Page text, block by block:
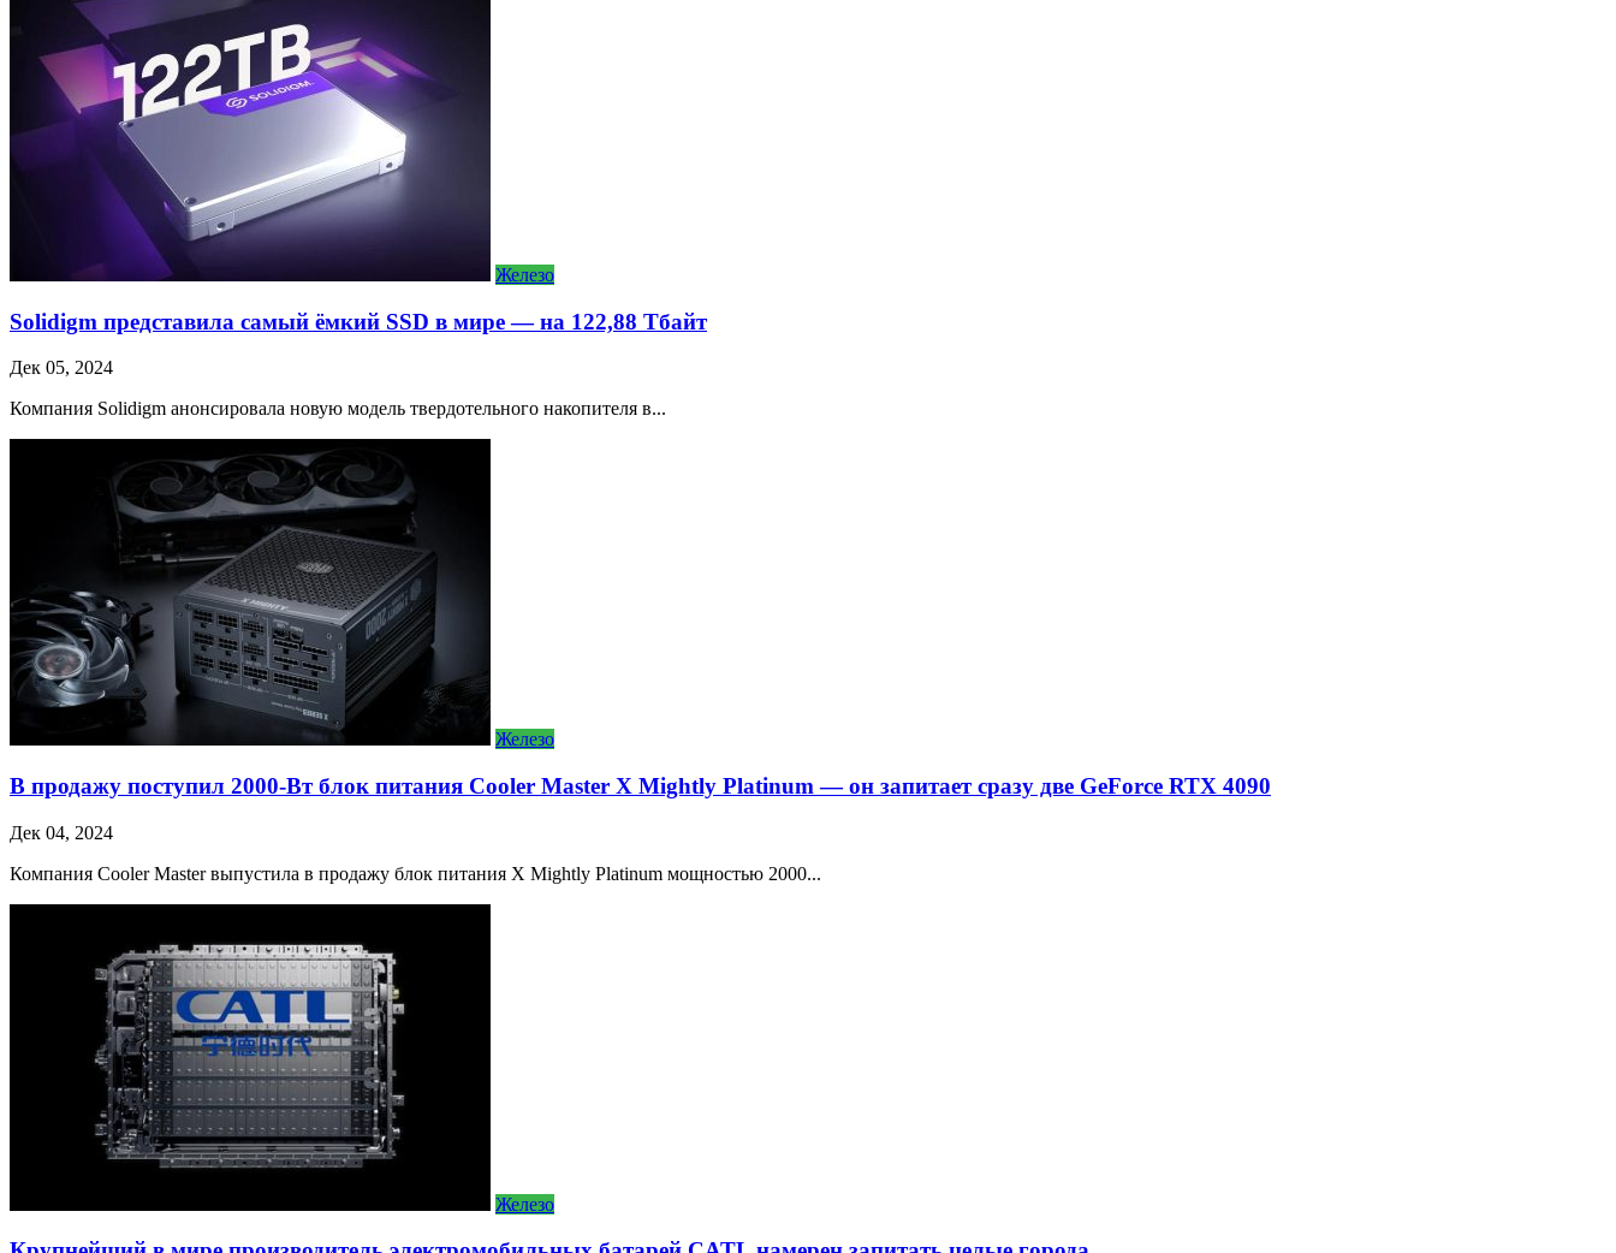
Железо
Solidigm представила самый ёмкий SSD в мире — на 122,88 Тбайт
Дек 05, 2024
Компания Solidigm анонсировала новую модель твердотельного накопителя в...
Железо
В продажу поступил 2000-Вт блок питания Cooler Master X Mightly Platinum — он запитает сразу две GeForce RTX 4090
Дек 04, 2024
Компания Cooler Master выпустила в продажу блок питания X Mightly Platinum мощностью 2000...
Железо